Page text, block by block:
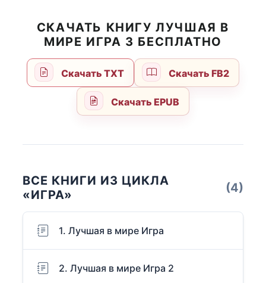
СКАЧАТЬ КНИГУ ЛУЧШАЯ В
МИРЕ ИГРА 3 БЕСПЛАТНО
Скачать TXT Скачать FB2
Скачать EPUB
ВСЕ КНИГИ ИЗ ЦИКЛА
«ИГРА»
(4)
1. Лучшая в мире Игра
2. Лучшая в мире Игра 2